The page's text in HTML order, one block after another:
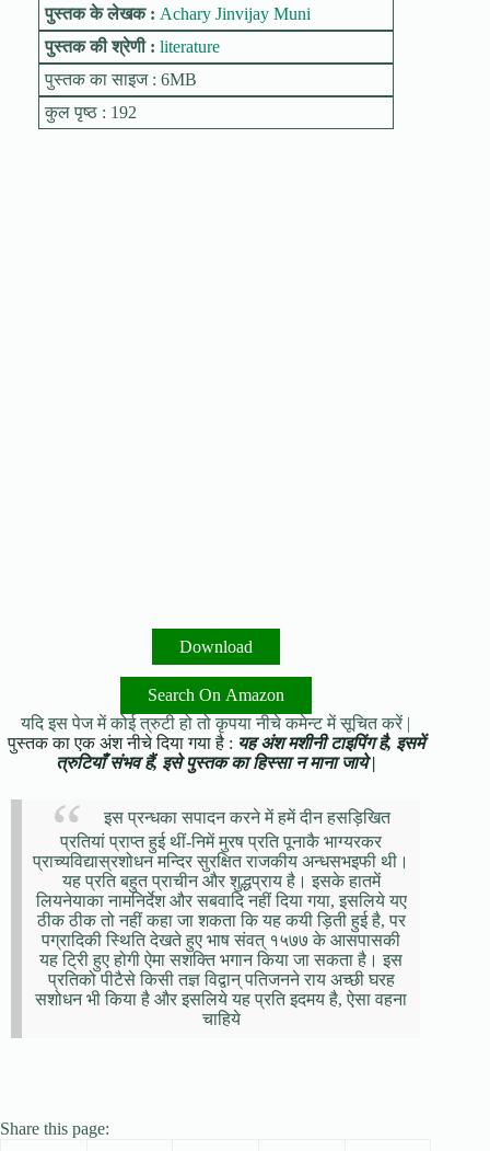
पुस्तक के लेखक : Achary Jinvijay Muni
पुस्तक की श्रेणी : literature
पुस्तक का साइज : 6MB
कुल पृष्ठ : 192
Download
Search On Amazon
यदि इस पेज में कोई त्रुटी हो तो कृपया नीचे कमेन्ट में सूचित करें |
पुस्तक का एक अंश नीचे दिया गया है : यह अंश मशीनी टाइपिंग है, इसमें
त्रुटियाँ संभव हैं, इसे पुस्तक का हिस्सा न माना जाये |
इस प्रन्धका सपादन करने में हमें दीन हसड़िखित
प्रतियां प्राप्त हुई थीं-निमें मुरष प्रति पूनाकै भाग्यरकर
प्राच्यविद्यास्रशोधन मन्दिर सुरक्षित राजकीय अन्धसभइफी थी।
यह प्रति बहुत प्राचीन और शुद्धप्राय है। इसके हातमें
लियनेयाका नामनिर्देश और सबवादि नहीं दिया गया, इसलिये यए
ठीक ठीक तो नहीं कहा जा शकता कि यह कयी ड़िती हुई है, पर
पग्रादिकी स्थिति देखते हुए भाष संवत् १५७७ के आसपासकी
यह ट्रिी हुए होगी ऐमा सशक्ति भगान किया जा सकता है। इस
प्रतिको पीटैसे किसी तज्ञ विद्वान् पतिजनने राय अच्छी घरह
सशोधन भी किया है और इसलिये यह प्रति इदमय है, ऐसा वहना
चाहिये
Share this page: